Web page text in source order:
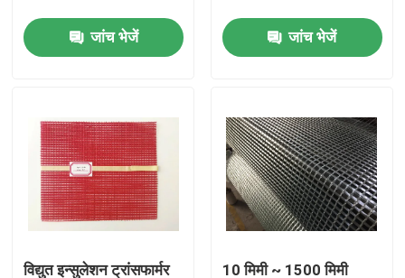
हमसे संपर्क करें
सभी मामलों
एक बोली का अनुरोध
कमरे का तापमान इलाज एपॉक्सी राल
जांच भेजें जांच भेजें
विद्युत इन्सुलेशन ट्रांसफार्मर 10 मिमी ~ 1500 मिमी